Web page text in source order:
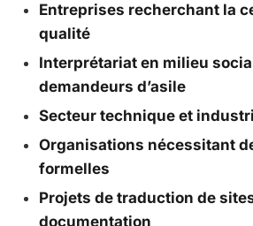
Entreprises recherchant la
qualité
Interprétariat en milieu
demandeurs d’asile
Secteur technique et
Organisations nécessitant
formelles
Projets de traduction de
documentation